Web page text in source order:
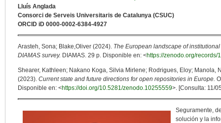
Lluís Anglada
Consorci de Serveis Universitaris de Catalunya (CSUC)
ORCID iD 0000-0002-6384-4927
Arasteh, Sona; Blake,Oliver (2024). The European landscape of
DIAMAS survey. DIAMAS. 29 p. Disponible en: <https://zenodo.org/records/
Shearer, Kathleen; Nakano Koga, Silvia Mirlene; Rodrigues, Eloy; Manola,
(2023). Current state and future directions for open repositories in Europe.
Disponible en: <https://doi.org/10.5281/zenodo.10255559>. [Consulta: 11/
Seguramente,
solución y la